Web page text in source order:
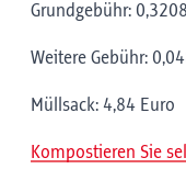
Grundgebühr:
Weitere Gebühr:
Müllsack: 4,84 Euro
Kompostieren Sie